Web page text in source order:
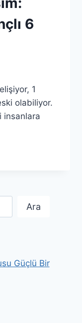
6
1
olabiliyor.
insanlara
Ara
Güçlü Bir